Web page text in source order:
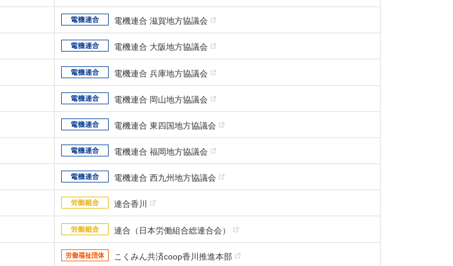
電機連合 滋賀地方協議会
電機連合 大阪地方協議会
電機連合 兵庫地方協議会
電機連合 岡山地方協議会
電機連合 東四国地方協議会
電機連合 福岡地方協議会
電機連合 西九州地方協議会
連合香川
連合（日本労働組合総連合会）
こくみん共済coop香川推進本部